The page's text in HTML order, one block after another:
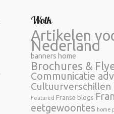
Wolk
Artikelen
Nederland
banners home
Brochures &
Communicatie
Cultuurverschillen
Featured Franse blogs
eetgewoontes home